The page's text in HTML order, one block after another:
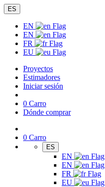
ES
EN
EN
FR
EU
Proyectos
Estimadores
Iniciar sesión
0 Carro
Dónde comprar
0 Carro
ES
EN
EN
FR
EU